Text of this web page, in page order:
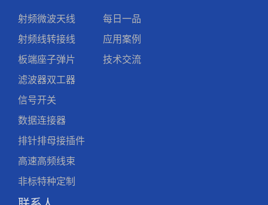
射频微波天线
射频线转接线
板端座子弹片
滤波器双工器
信号开关
数据连接器
排针排母接插件
高速高频线束
非标特种定制
每日一品
应用案例
技术交流